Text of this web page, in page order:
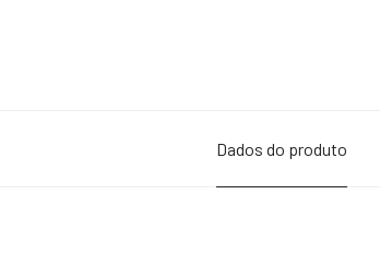
Dados do produto